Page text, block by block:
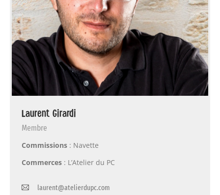
Laurent Girardi
Membre
Commissions : Navette
Commerces : L’Atelier du PC
laurent@atelierdupc.com